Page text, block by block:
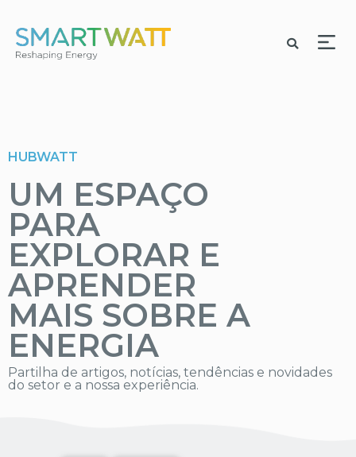
HUBWATT
UM ESPAÇO
PARA
EXPLORAR E
APRENDER
MAIS SOBRE A
ENERGIA
Partilha de artigos, notícias, tendências e novidades
do setor e a nossa experiência.